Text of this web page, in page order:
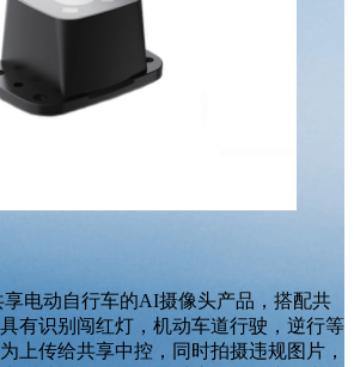
电动自行车的AI摄像头产品，搭配共
有识别闯红灯，机动车道行驶，逆行等
上传给共享中控，同时拍摄违规图片，